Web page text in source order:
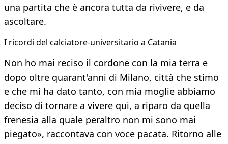
una partita che è ancora tutta da rivivere, e da
ascoltare.
I ricordi del calciatore-universitario a Catania
Non ho mai reciso il cordone con la mia terra e
dopo oltre quarant'anni di Milano, città che stimo
e che mi ha dato tanto, con mia moglie abbiamo
deciso di tornare a vivere qui, a riparo da quella
frenesia alla quale peraltro non mi sono mai
piegato», raccontava con voce pacata. Ritorno alle